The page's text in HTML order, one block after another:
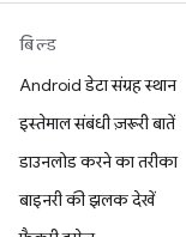
बिल्ड
Android डेटा संग्रह स्थान
इस्तेमाल संबंधी ज़रूरी बातें
डाउनलोड करने का तरीका
बाइनरी की झलक देखें